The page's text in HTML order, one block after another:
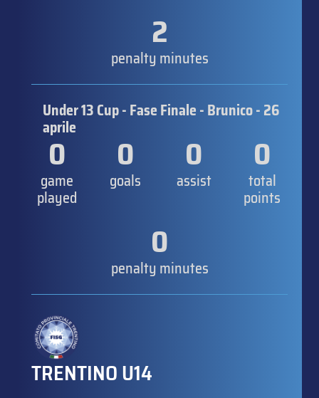
2
penalty minutes
Under 13 Cup - Fase Finale - Brunico - 26
aprile
0
game
played
0
goals
0
assist
0
total
points
0
penalty minutes
TRENTINO U14